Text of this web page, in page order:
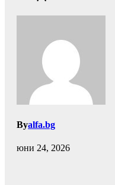
Byalfa.bg
юни 24, 2026